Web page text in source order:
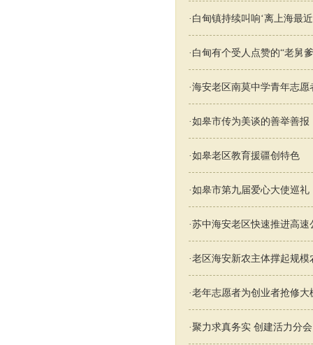
· 白甸镇持续叫响‘离上海最
· 白甸有个受人点赞的“老舅
·海安老区南莫中学青年志愿
·如皋市传为美谈的善举善报
·如皋老区教育援疆创特色
·如皋市第九届爱心大使巡礼
·苏中海安老区快速推进高速
·老区海安新农主体撑起规模
·老年志愿者为创业者抢修大
·聚力求真务实 创建活力分会